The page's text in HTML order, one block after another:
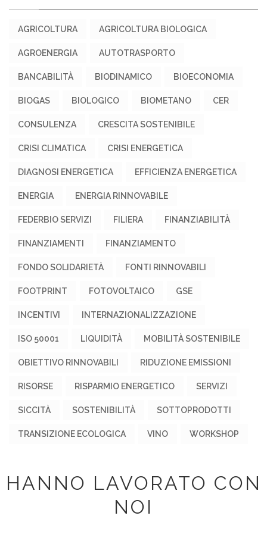
AGRICOLTURA AGRICOLTURA BIOLOGICA
AGROENERGIA AUTOTRASPORTO
BANCABILITÀ BIODINAMICO BIOECONOMIA
BIOGAS BIOLOGICO BIOMETANO CER
CONSULENZA CRESCITA SOSTENIBILE
CRISI CLIMATICA CRISI ENERGETICA
DIAGNOSI ENERGETICA EFFICIENZA ENERGETICA
ENERGIA ENERGIA RINNOVABILE
FEDERBIO SERVIZI FILIERA FINANZIABILITÀ
FINANZIAMENTI FINANZIAMENTO
FONDO SOLIDARIETÀ FONTI RINNOVABILI
FOOTPRINT FOTOVOLTAICO GSE
INCENTIVI INTERNAZIONALIZZAZIONE
ISO 50001 LIQUIDITÀ MOBILITÀ SOSTENIBILE
OBIETTIVO RINNOVABILI RIDUZIONE EMISSIONI
RISORSE RISPARMIO ENERGETICO SERVIZI
SICCITÀ SOSTENIBILITÀ SOTTOPRODOTTI
TRANSIZIONE ECOLOGICA VINO WORKSHOP
HANNO LAVORATO CON
NOI